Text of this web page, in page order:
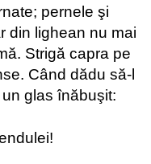
pernele şi
din lighean nu mai
Strigă capra pe
Când dădu să-l
glas înăbuşit: